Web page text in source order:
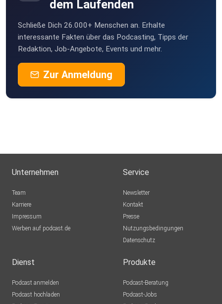
dem Laufenden
Schließe Dich 26.000+ Menschen an. Erhalte
interessante Fakten über das Podcasting, Tipps der
Redaktion, Job-Angebote, Events und mehr.
Zur Anmeldung
Unternehmen
Team
Karriere
Impressum
Werben auf podcast.de
Service
Newsletter
Kontakt
Presse
Nutzungsbedingungen
Datenschutz
Dienst
Podcast anmelden
Podcast hochladen
Produkte
Podcast-Beratung
Podcast-Jobs